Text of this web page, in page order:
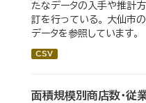
たなデータの入手や推計
訂を行っている。 大仙市
データを参照しています。
CSV
面積規模別商店数・従